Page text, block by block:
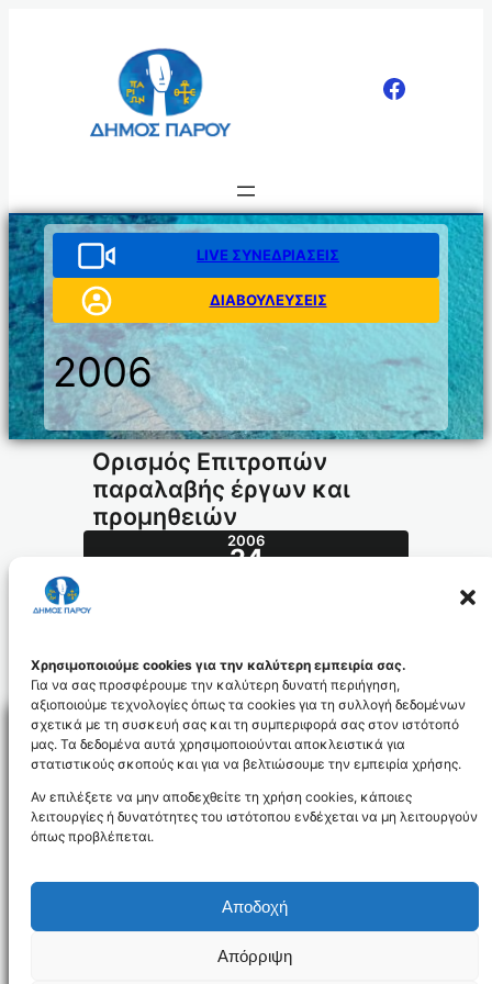
Χρησιμοποιούμε cookies για την καλύτερη εμπειρία σας.
Για να σας προσφέρουμε την καλύτερη δυνατή περιήγηση,
αξιοποιούμε τεχνολογίες όπως τα cookies για τη συλλογή δεδομένων
σχετικά με τη συσκευή σας και τη συμπεριφορά σας στον ιστότοπό
μας. Τα δεδομένα αυτά χρησιμοποιούνται αποκλειστικά για
στατιστικούς σκοπούς και για να βελτιώσουμε την εμπειρία χρήσης.
Αν επιλέξετε να μην αποδεχθείτε τη χρήση cookies, κάποιες
λειτουργίες ή δυνατότητες του ιστότοπου ενδέχεται να μη λειτουργούν
όπως προβλέπεται.
Αποδοχή
Απόρριψη
LIVE ΣΥΝΕΔΡΙΑΣΕΙΣ
ΔΙΑΒΟΥΛΕΥΣΕΙΣ
2006
Oρισμός Επιτροπών
παραλαβής έργων και
προμηθειών
2006
24
007_id1038
NEWSLETTER
Δήλωση Προσβασιμότητας